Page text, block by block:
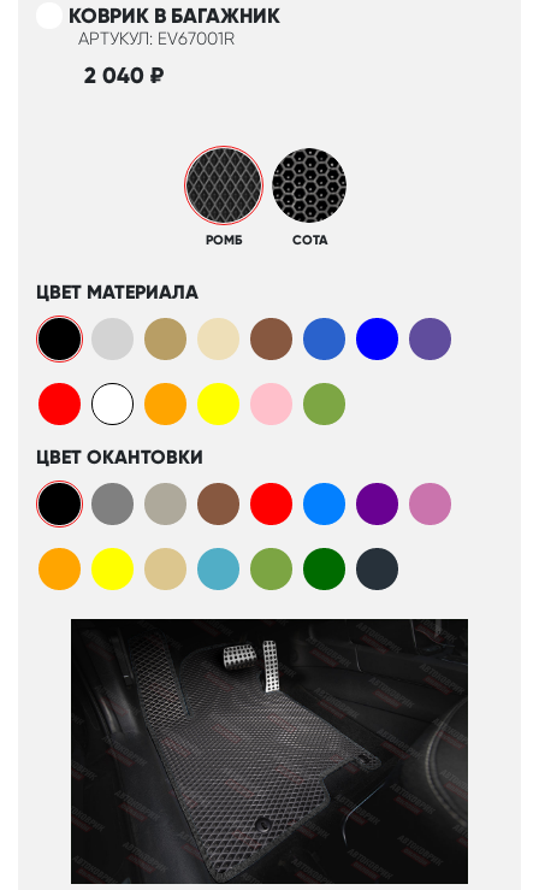
КОВРИК В БАГАЖНИК
АРТУКУЛ: EV67001R
2 040 ₽
РОМБ СОТА
ЦВЕТ МАТЕРИАЛА
ЦВЕТ ОКАНТОВКИ